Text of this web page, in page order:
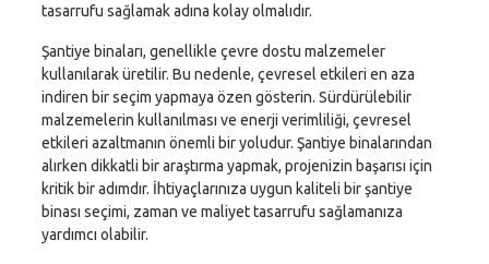
tasarrufu sağlamak adına kolay olmalıdır.
Şantiye binaları, genellikle çevre dostu malzemeler
kullanılarak üretilir. Bu nedenle, çevresel etkileri en aza
indiren bir seçim yapmaya özen gösterin. Sürdürülebilir
malzemelerin kullanılması ve enerji verimliliği, çevresel
etkileri azaltmanın önemli bir yoludur. Şantiye binalarından
alırken dikkatli bir araştırma yapmak, projenizin başarısı için
kritik bir adımdır. İhtiyaçlarınıza uygun kaliteli bir şantiye
binası seçimi, zaman ve maliyet tasarrufu sağlamanıza
yardımcı olabilir.